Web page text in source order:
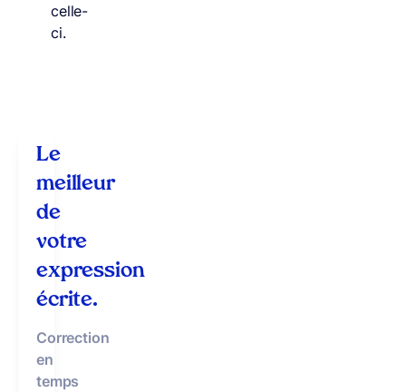
celle-
ci.
Le
meilleur
de
votre
expression
écrite.
Correction
en
temps